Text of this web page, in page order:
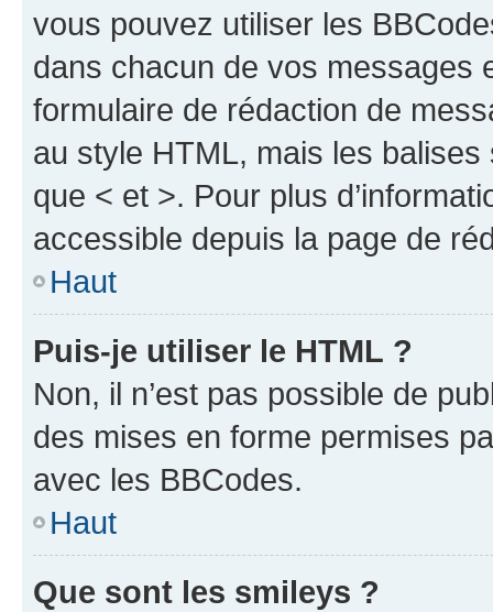
vous pouvez utiliser les
dans chacun de vos messages
formulaire de rédaction de
au style HTML, mais les
que < et >. Pour plus
accessible depuis la page de
Haut
Puis-je utiliser le HTML ?
Non, il n’est pas possible de
des mises en forme permises
avec les BBCodes.
Haut
Que sont les smileys ?